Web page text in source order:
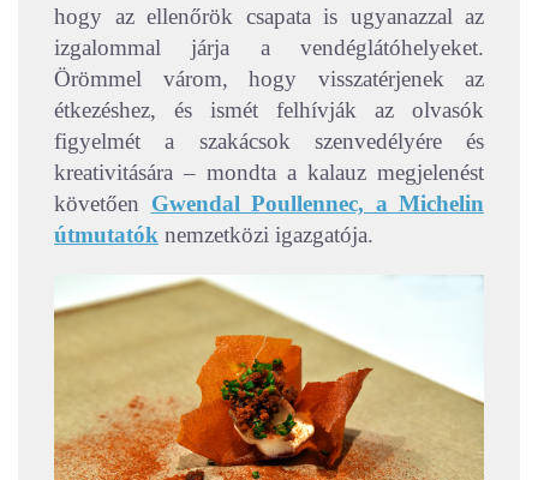
hogy az ellenőrök csapata is ugyanazzal az
izgalommal járja a vendéglátóhelyeket.
Örömmel várom, hogy visszatérjenek az
étkezéshez, és ismét felhívják az olvasók
figyelmét a szakácsok szenvedélyére és
kreativitására – mondta a kalauz megjelenést
követően Gwendal Poullennec, a Michelin
útmutatók nemzetközi igazgatója.